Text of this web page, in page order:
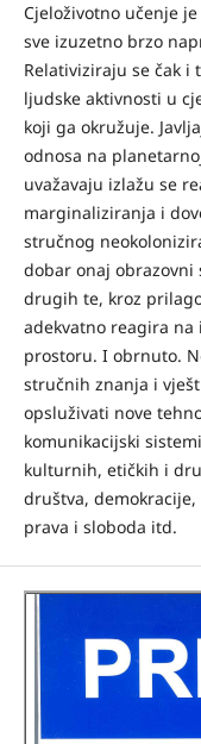
Cjeloživotno učenje
sve izuzetno brzo
Relativiziraju se čak i
ljudske aktivnosti u
koji ga okružuje.
odnosa na
uvažavaju izlažu se
marginaliziranja i
stručnog
dobar onaj obrazovni
drugih te, kroz
adekvatno reagira na
prostoru. I obrnuto.
stručnih znanja i
opsluživati nove
komunikacijski
kulturnih, etičkih i
društva,
prava i sloboda itd.